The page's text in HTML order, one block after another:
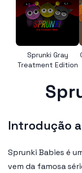
Sprunki Gray
Treatment Edition
Introdução
Sprunki Babies é
vem da famosa